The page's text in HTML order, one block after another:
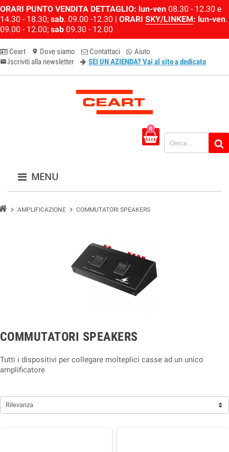
ORARI PUNTO VENDITA DETTAGLIO: lun-ven 08.30 - 12.30 e
14.30 - 18.30; sab. 09.00 -12.30 | ORARI SKY/LINKEM: lun-ven.
09.00 - 12.00; sab 09.30 - 12.00
Ceart location_on Dove siamo Contattaci Aiuto
email-newsletter
Iscriviti alla newsletter SEI UN AZIENDA? Vai al sito a dedicato
0
MENU
chevron_right AMPLIFICAZIONE chevron_right COMMUTATORI SPEAKERS
COMMUTATORI SPEAKERS
Tutti i dispositivi per collegare molteplici casse ad un unico
amplificatore
Rilevanza